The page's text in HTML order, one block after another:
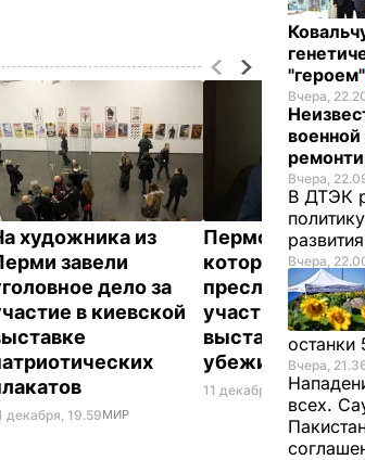
художника из
завели
дело за
в киевской
декабря, 19.59МИР
Пермский
которого в РФ
преследуют за
участие в
выставке,
убежища в
11 декабря, 21.26
"героем"
Вчера,
Вчера,
В ДТЭК
Вчера,
останки
Вчера,
всех.